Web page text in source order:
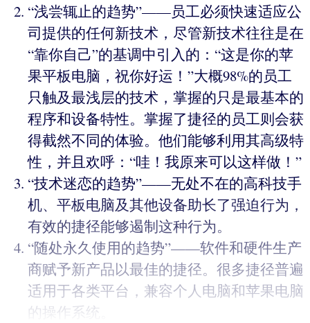
“浅尝辄止的趋势”——员工必须快速适应公
司提供的任何新技术，尽管新技术往往是在
“靠你自己”的基调中引入的：“这是你的苹
果平板电脑，祝你好运！”大概98%的员工
只触及最浅层的技术，掌握的只是最基本的
程序和设备特性。掌握了捷径的员工则会获
得截然不同的体验。他们能够利用其高级特
性，并且欢呼：“哇！我原来可以这样做！”
“技术迷恋的趋势”——无处不在的高科技手
机、平板电脑及其他设备助长了强迫行为，
有效的捷径能够遏制这种行为。
“随处永久使用的趋势”——软件和硬件生产
商赋予新产品以最佳的捷径。很多捷径普遍
适用于各类平台，兼容个人电脑和苹果电脑
的操作系统。